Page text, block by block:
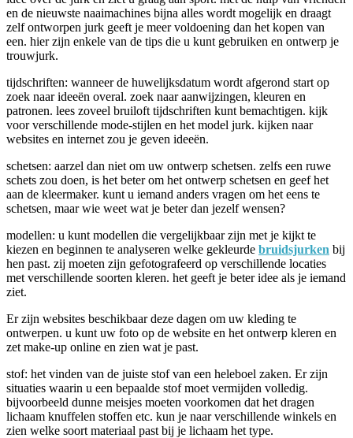
en de nieuwste naaimachines bijna alles wordt mogelijk en draagt
zelf ontworpen jurk geeft je meer voldoening dan het kopen van
een. hier zijn enkele van de tips die u kunt gebruiken en ontwerp je
trouwjurk.
tijdschriften: wanneer de huwelijksdatum wordt afgerond start op
zoek naar ideeën overal. zoek naar aanwijzingen, kleuren en
patronen. lees zoveel bruiloft tijdschriften kunt bemachtigen. kijk
voor verschillende mode-stijlen en het model jurk. kijken naar
websites en internet zou je geven ideeën.
schetsen: aarzel dan niet om uw ontwerp schetsen. zelfs een ruwe
schets zou doen, is het beter om het ontwerp schetsen en geef het
aan de kleermaker. kunt u iemand anders vragen om het eens te
schetsen, maar wie weet wat je beter dan jezelf wensen?
modellen: u kunt modellen die vergelijkbaar zijn met je kijkt te
kiezen en beginnen te analyseren welke gekleurde bruidsjurken bij
hen past. zij moeten zijn gefotografeerd op verschillende locaties
met verschillende soorten kleren. het geeft je beter idee als je iemand
ziet.
Er zijn websites beschikbaar deze dagen om uw kleding te
ontwerpen. u kunt uw foto op de website en het ontwerp kleren en
zet make-up online en zien wat je past.
stof: het vinden van de juiste stof van een heleboel zaken. Er zijn
situaties waarin u een bepaalde stof moet vermijden volledig.
bijvoorbeeld dunne meisjes moeten voorkomen dat het dragen
lichaam knuffelen stoffen etc. kun je naar verschillende winkels en
zien welke soort materiaal past bij je lichaam het type.